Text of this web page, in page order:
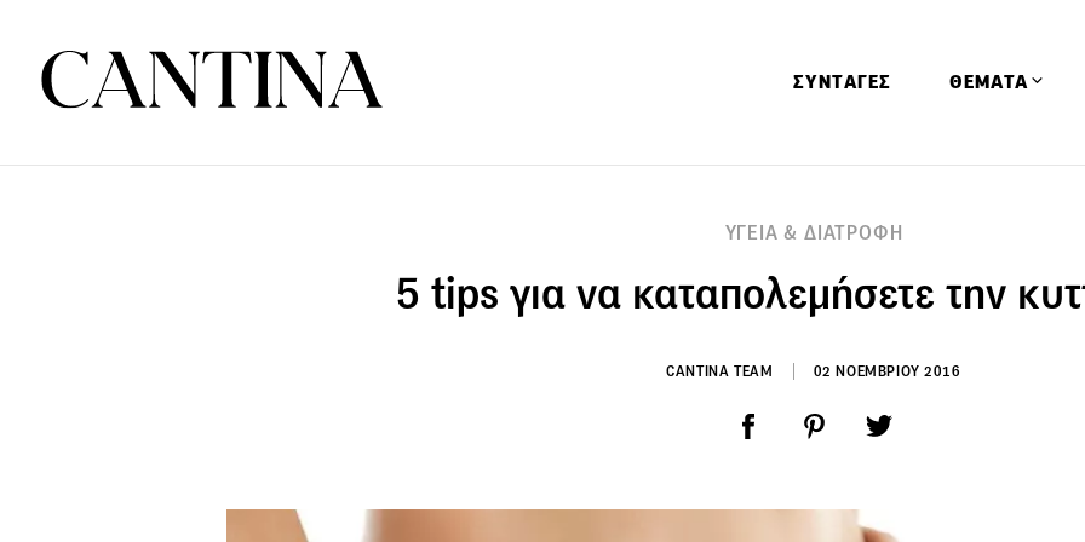
ΣΥΝΤΑΓΕΣ ΘΕΜΑΤΑ
Ειδήσεις
ΥΓΕΙΑ & ΔΙΑΤΡΟΦΗ
5 tips για να καταπολεμήσετε την
CANTINA TEAM 02 ΝΟΕΜΒΡΙΟΥ 2016